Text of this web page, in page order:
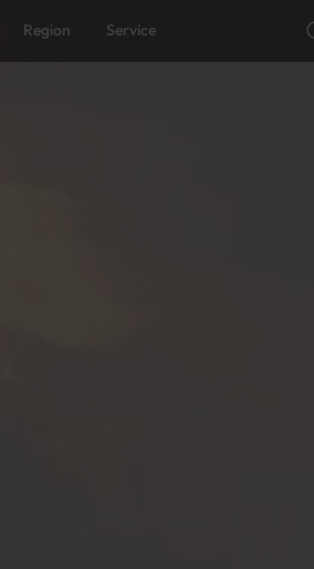
Region Service